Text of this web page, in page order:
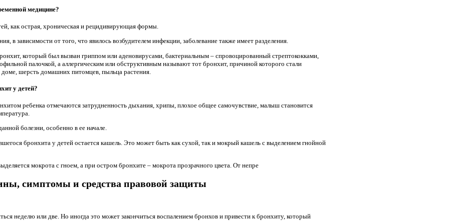
медицине?
как острая, хроническая и рецидивирующая формы.
в зависимости от того, что явилось возбудителем инфекции, заболевание также имеет разделения.
который был вызван гриппом или аденовирусами, бактериальным – спровоцированный стрептококками,
палочкой, а аллергическим или обструктивным называют тот бронхит, причиной которого стали
шерсть домашних питомцев, пыльца растения.
у детей?
ребенка отмечаются затрудненность дыхания, хрипы, плохое общее самочувствие, малыш становится
болезни, особенно в ее начале.
бронхита у детей остается кашель. Это может быть как сухой, так и мокрый кашель с выделением гнойной
мокрота с гноем, а при остром бронхите – мокрота прозрачного цвета. От непре
симптомы и средства правовой защиты
неделю или две. Но иногда это может закончиться воспалением бронхов и привести к бронхиту, который